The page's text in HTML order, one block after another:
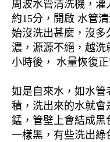
周波水管清洗機，灌
約15分，開啟 水管
始沒洗出甚麼，沒
濃，源源不絕，越洗
小時後， 水量恢復
如是自來水，如水
積，洗出來的水就會
錳，管壁上會結成黑
一樣黑，有些洗出綠